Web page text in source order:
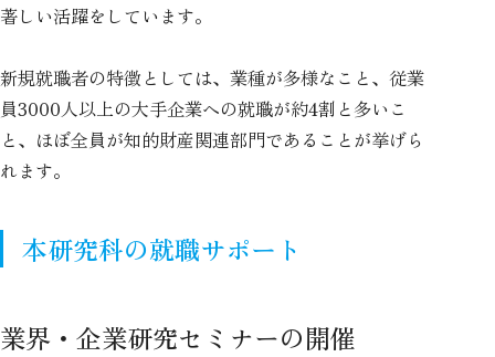
著しい活躍をしています。
新規就職者の特徴としては、業種が多様なこと、従業
員3000人以上の大手企業への就職が約4割と多いこ
と、ほぼ全員が知的財産関連部門であることが挙げら
れます。
本研究科の就職サポート
業界・企業研究セミナーの開催